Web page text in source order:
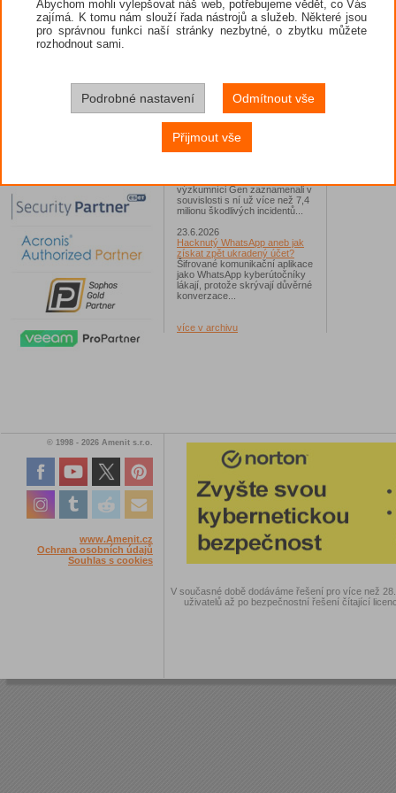
26.6.2026
ESET: S příchodem léta
zaplavují Česko falešné mobilní
Chase Home App či Candy
Race Launcher. Hlavním cílem
útočníků bylo v tomto případě
Polsko, následováno Českem a
Slovenskem...
24.6.2026
výzkumníci Gen zaznamenali v
souvislosti s ní už více než 7,4
milionu škodlivých incidentů...
23.6.2026
Hacknutý WhatsApp aneb jak
získat zpět ukradený účet?
Šifrované komunikační aplikace
jako WhatsApp kyberútočníky
lákají, protože skrývají důvěrné
konverzace...
více v archivu
© 1998 - 2026 Amenit s.r.o.
www.Amenit.cz
Ochrana osobních údajů
Souhlas s cookies
V současné době dodáváme řešení pro více než
uživatelů až po bezpečnostní řešení čítající
Abychom mohli vylepšovat náš web, potřebujeme vědět, co Vás
zajímá. K tomu nám slouží řada nástrojů a služeb. Některé jsou
pro správnou funkci naší stránky nezbytné, o zbytku můžete
rozhodnout sami.
Podrobné nastavení Odmítnout vše
Přijmout vše